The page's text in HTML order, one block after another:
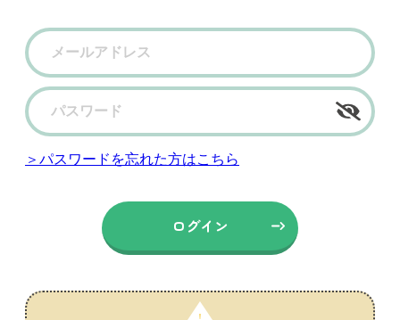
＞パスワードを忘れた方はこちら